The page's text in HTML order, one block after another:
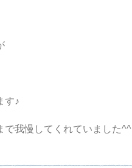
す♪
で我慢してくれていました^^